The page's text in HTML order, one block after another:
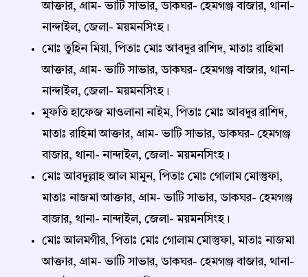
আক্তার, গ্রাম- ভাটি সাভার, ডাকঘর- হেমগঞ্জ বাজার, থানা-
নান্দাইল, জেলা- ময়মনসিংহ।
মোঃ তুহিন মিয়া, পিতাঃ মোঃ আবদুর রাশিদ, মাতাঃ রাহিমা
আক্তার, গ্রাম- ভাটি সাভার, ডাকঘর- হেমগঞ্জ বাজার, থানা-
নান্দাইল, জেলা- ময়মনসিংহ।
মুফতি হাফেজ মাওলানা নাইম, পিতাঃ মোঃ আবদুর রাশিদ,
মাতাঃ রাহিমা আক্তার, গ্রাম- ভাটি সাভার, ডাকঘর- হেমগঞ্জ
বাজার, থানা- নান্দাইল, জেলা- ময়মনসিংহ।
মোঃ আবদুল্লাহ আল মামুন, পিতাঃ মোঃ গোলাম মোস্তুফা,
মাতাঃ নাজমা আক্তার, গ্রাম- ভাটি সাভার, ডাকঘর- হেমগঞ্জ
বাজার, থানা- নান্দাইল, জেলা- ময়মনসিংহ।
মোঃ আলমগীর, পিতাঃ মোঃ গোলাম মোস্তুফা, মাতাঃ নাজমা
আক্তার, গ্রাম- ভাটি সাভার, ডাকঘর- হেমগঞ্জ বাজার, থানা-